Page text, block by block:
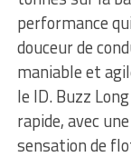
performance
douceur de
maniable et
le ID. Buzz
rapide, avec
sensation de